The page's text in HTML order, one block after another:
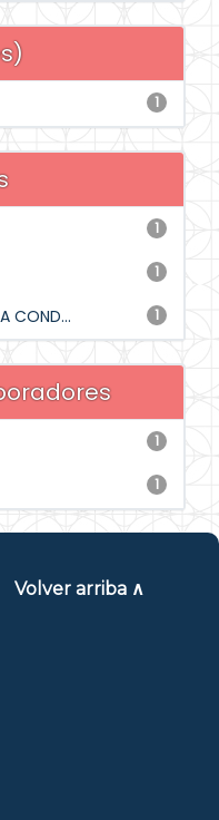
1
1
1
1
COND...
1
1
Volver arriba ∧